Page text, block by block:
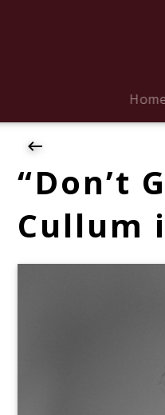
“Don’t
Cullum